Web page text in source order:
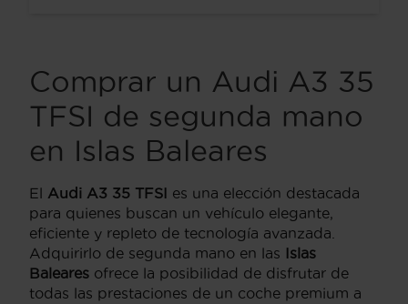
Comprar un Audi A3 35
TFSI de segunda mano
en Islas Baleares
El Audi A3 35 TFSI es una elección destacada
para quienes buscan un vehículo elegante,
eficiente y repleto de tecnología avanzada.
Adquirirlo de segunda mano en las Islas
Baleares ofrece la posibilidad de disfrutar de
todas las prestaciones de un coche premium a